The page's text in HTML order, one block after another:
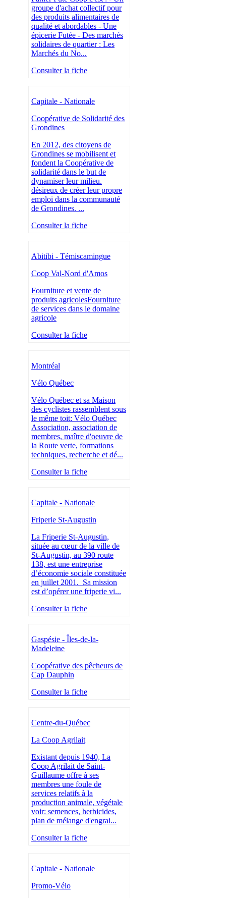
groupe d'achat collectif pour
des produits alimentaires de
qualité et abordables - Une
épicerie Futée - Des marchés
solidaires de quartier : Les
Marchés du No...
Consulter la fiche
Capitale - Nationale
Coopérative de Solidarité des
Grondines
En 2012, des citoyens de
Grondines se mobilisent et
fondent la Coopérative de
solidarité dans le but de
dynamiser leur milieu.
désireux de créer leur propre
emploi dans la communauté
de Grondines. ...
Consulter la fiche
Abitibi - Témiscamingue
Coop Val-Nord d'Amos
Fourniture et vente de
produits agricolesFourniture
de services dans le domaine
agricole
Consulter la fiche
Montréal
Vélo Québec
Vélo Québec et sa Maison
des cyclistes rassemblent sous
le même toit: Vélo Québec
Association, association de
membres, maître d'oeuvre de
la Route verte, formations
techniques, recherche et dé...
Consulter la fiche
Capitale - Nationale
Friperie St-Augustin
La Friperie St-Augustin,
située au cœur de la ville de
St-Augustin, au 390 route
138, est une entreprise
d’économie sociale constituée
en juillet 2001. Sa mission
est d’opérer une friperie vi...
Consulter la fiche
Gaspésie - Îles-de-la-
Madeleine
Coopérative des pêcheurs de
Cap Dauphin
Consulter la fiche
Centre-du-Québec
La Coop Agrilait
Existant depuis 1940, La
Coop Agrilait de Saint-
Guillaume offre à ses
membres une foule de
services relatifs à la
production animale, végétale
voir: semences, herbicides,
plan de mélange d'engrai...
Consulter la fiche
Capitale - Nationale
Promo-Vélo